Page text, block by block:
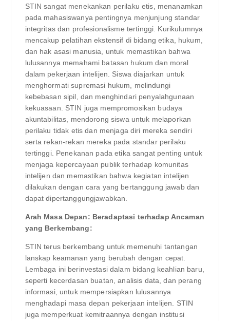
STIN sangat menekankan perilaku etis, menanamkan
pada mahasiswanya pentingnya menjunjung standar
integritas dan profesionalisme tertinggi. Kurikulumnya
mencakup pelatihan ekstensif di bidang etika, hukum,
dan hak asasi manusia, untuk memastikan bahwa
lulusannya memahami batasan hukum dan moral
dalam pekerjaan intelijen. Siswa diajarkan untuk
menghormati supremasi hukum, melindungi
kebebasan sipil, dan menghindari penyalahgunaan
kekuasaan. STIN juga mempromosikan budaya
akuntabilitas, mendorong siswa untuk melaporkan
perilaku tidak etis dan menjaga diri mereka sendiri
serta rekan-rekan mereka pada standar perilaku
tertinggi. Penekanan pada etika sangat penting untuk
menjaga kepercayaan publik terhadap komunitas
intelijen dan memastikan bahwa kegiatan intelijen
dilakukan dengan cara yang bertanggung jawab dan
dapat dipertanggungjawabkan.
Arah Masa Depan: Beradaptasi terhadap Ancaman
yang Berkembang:
STIN terus berkembang untuk memenuhi tantangan
lanskap keamanan yang berubah dengan cepat.
Lembaga ini berinvestasi dalam bidang keahlian baru,
seperti kecerdasan buatan, analisis data, dan perang
informasi, untuk mempersiapkan lulusannya
menghadapi masa depan pekerjaan intelijen. STIN
juga memperkuat kemitraannya dengan institusi